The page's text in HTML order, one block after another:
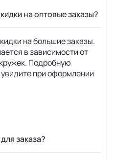
на оптовые заказы?
на большие заказы.
в зависимости от
Подробную
при оформлении
заказа?